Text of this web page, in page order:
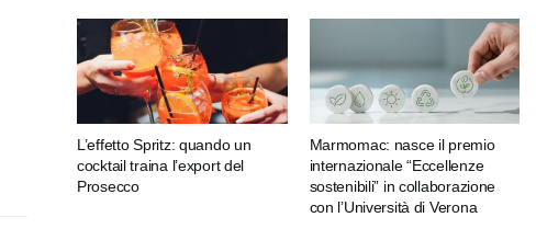
L’effetto Spritz: quando un
cocktail traina l’export del
Prosecco
Marmomac: nasce il premio
internazionale “Eccellenze
sostenibili” in collaborazione
con l’Università di Verona